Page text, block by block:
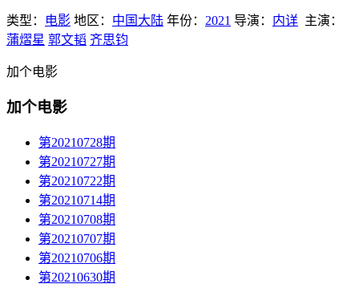
类型： 电影 地区： 中国大陆 年份： 2021 导演： 内详 主演：
蒲熠星 郭文韬 齐思钧
加个电影
加个电影
第20210728期
第20210727期
第20210722期
第20210714期
第20210708期
第20210707期
第20210706期
第20210630期